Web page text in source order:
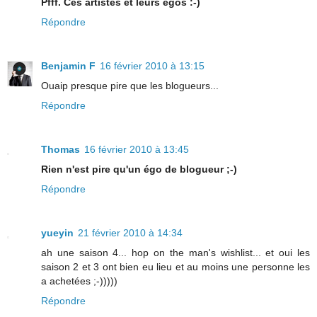
Répondre
Benjamin F 16 février 2010 à 13:15
Ouaip presque pire que les blogueurs...
Répondre
Thomas 16 février 2010 à 13:45
Rien n'est pire qu'un égo de blogueur ;-)
Répondre
yueyin 21 février 2010 à 14:34
ah une saison 4... hop on the man's wishlist... et oui les
saison 2 et 3 ont bien eu lieu et au moins une personne les
a achetées ;-)))))
Répondre